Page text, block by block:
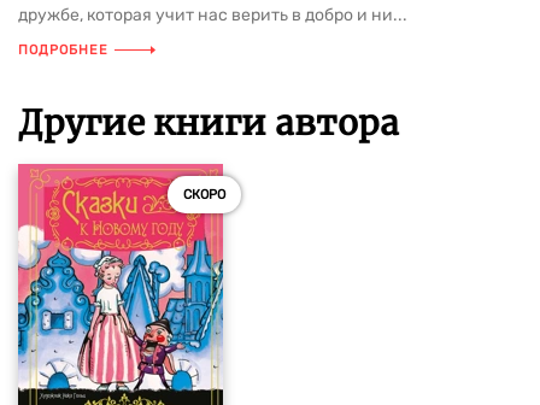
дружбе, которая учит нас верить в добро и ни...
ПОДРОБНЕЕ
Другие книги автора
СКОРО